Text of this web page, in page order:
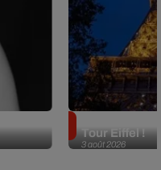
3 août 2026
Tour Eiffel !